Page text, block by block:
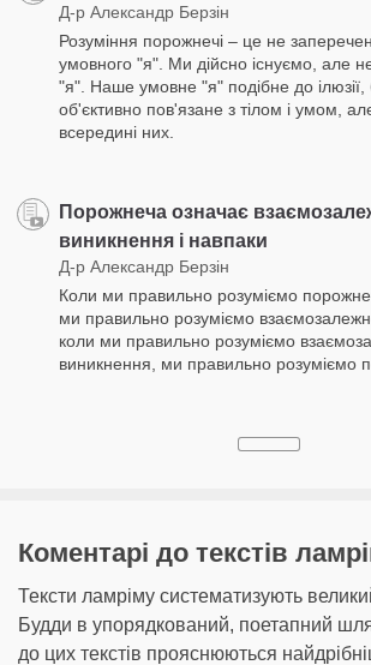
Д-р Александр Берзін
Розуміння порожнечі – це не
умовного "я". Ми дійсно існуємо, але
"я". Наше умовне "я" подібне до
об'єктивно пов'язане з тілом і умом,
всередині них.
Порожнеча означає
виникнення і навпаки
Д-р Александр Берзін
Коли ми правильно розуміємо
ми правильно розуміємо
коли ми правильно розуміємо
виникнення, ми правильно розуміємо
Коментарі до текстів
Тексти ламріму систематизують
Будди в упорядкований, поетапний
до цих текстів прояснюються